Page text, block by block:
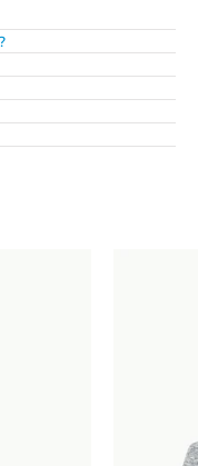
geleverd met
dat je kiest voor de
zijn speciaal
uitstekende
UV-